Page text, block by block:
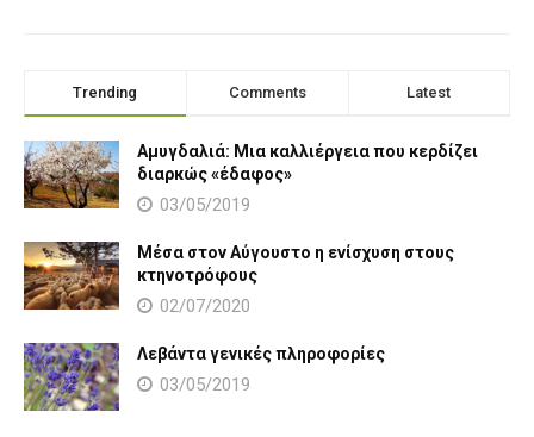
Trending Comments Latest
Αμυγδαλιά: Μια καλλιέργεια που κερδίζει
διαρκώς «έδαφος»
03/05/2019
Μέσα στον Αύγουστο η ενίσχυση στους
κτηνοτρόφους
02/07/2020
Λεβάντα γενικές πληροφορίες
03/05/2019